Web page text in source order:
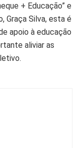
+ Educação” e
Graça Silva, esta é
apoio à educação
aliviar as